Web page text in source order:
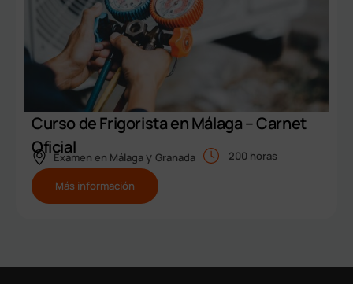
Curso de Frigorista en Málaga – Carnet
OficialExamen en Málagay Granada 200 horas
Más información